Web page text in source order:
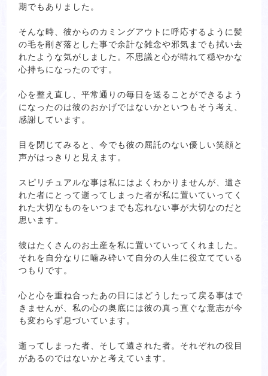
期でもありました。
そんな時、彼からのカミングアウトに呼応するように髪
の毛を削ぎ落とした事で余計な雑念や邪気までも拭い去
れたような気がしました。不思議と心が晴れて穏やかな
心持ちになったのです。
心を整え直し、平常通りの毎日を送ることができるよう
になったのは彼のおかげではないかといつもそう考え、
感謝しています。
目を閉じてみると、今でも彼の屈託のない優しい笑顔と
声がはっきりと見えます。
スピリチュアルな事は私にはよくわかりませんが、遺さ
れた者にとって逝ってしまった者が私に置いていってく
れた大切なものをいつまでも忘れない事が大切なのだと
思います。
彼はたくさんのお土産を私に置いていってくれました。
それを自分なりに噛み砕いて自分の人生に役立てている
つもりです。
心と心を重ね合ったあの日にはどうしたって戻る事はで
きませんが、私の心の奥底には彼の真っ直ぐな意志が今
も変わらず息づいています。
逝ってしまった者、そして遺された者。それぞれの役目
があるのではないかと考えています。